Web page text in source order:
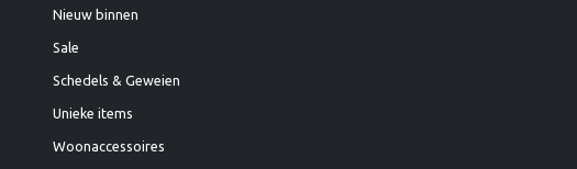
Nieuw binnen
Sale
Schedels & Geweien
Unieke items
Woonaccessoires